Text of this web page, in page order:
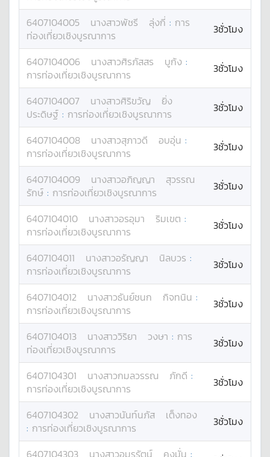
6407104005 นางสาวพัชรี ลุ่งกี่ : การ
ท่องเที่ยวเชิงบูรณาการ
3ชั่วโมง
6407104006 นางสาวศิรภัสสร บูก้ง :
การท่องเที่ยวเชิงบูรณาการ
3ชั่วโมง
6407104007 นางสาวศิริขวัญ
ยิ่ง
ประดิษฐ์ : การท่องเที่ยวเชิงบูรณาการ 3ชั่วโมง
6407104008 นางสาวสุภาวดี อบอุ่น :
การท่องเที่ยวเชิงบูรณาการ
3ชั่วโมง
6407104009 นางสาวอภิญญา
สุวรรณ
รักษ์ : การท่องเที่ยวเชิงบูรณาการ 3ชั่วโมง
6407104010 นางสาวอรอุมา ริมเขต :
การท่องเที่ยวเชิงบูรณาการ
3ชั่วโมง
6407104011 นางสาวอรัญญา นิลบวร :
การท่องเที่ยวเชิงบูรณาการ
3ชั่วโมง
6407104012 นางสาวธันย์ชนก กิจทนิน :
การท่องเที่ยวเชิงบูรณาการ
3ชั่วโมง
6407104013 นางสาววิริยา วงษา : การ
ท่องเที่ยวเชิงบูรณาการ
3ชั่วโมง
6407104301 นางสาวกมลวรรณ ภักดี :
การท่องเที่ยวเชิงบูรณาการ
3ชั่วโมง
6407104302 นางสาวนันท์นภัส
เต็งทอง
: การท่องเที่ยวเชิงบูรณาการ 3ชั่วโมง
6407104303 นางสาวอมรรัตน์ คงมั่น :